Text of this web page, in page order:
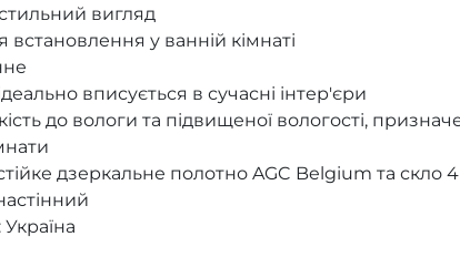
вигляд
у ванній кімнаті
вписується в сучасні інтер'єри
до вологи та підвищеної вологості,
дзеркальне полотно AGC Belgium та скло